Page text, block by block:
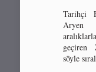
Tarihçi
Aryen
geçiren
söyle